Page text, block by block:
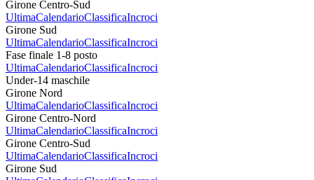
Girone Centro-Sud
UltimaCalendarioClassificaIncroci
Girone Sud
UltimaCalendarioClassificaIncroci
Fase finale 1-8 posto
UltimaCalendarioClassificaIncroci
Under-14 maschile
Girone Nord
UltimaCalendarioClassificaIncroci
Girone Centro-Nord
UltimaCalendarioClassificaIncroci
Girone Centro-Sud
UltimaCalendarioClassificaIncroci
Girone Sud